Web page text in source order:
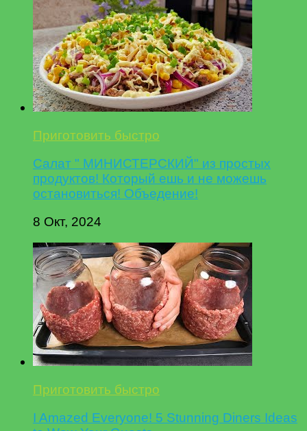
Приготовить быстро
Салат " МИНИСТЕРСКИЙ" из простых
продуктов! Который ешь и не можешь
остановиться! Объедение!
8 Окт, 2024
Приготовить быстро
I Amazed Everyone! 5 Stunning Diners Ideas